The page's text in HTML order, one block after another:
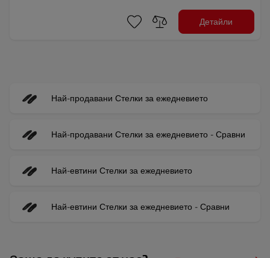
Детайли
Най-продавани Стелки за ежедневието
Най-продавани Стелки за ежедневието - Сравни
Най-евтини Стелки за ежедневието
Най-евтини Стелки за ежедневието - Сравни